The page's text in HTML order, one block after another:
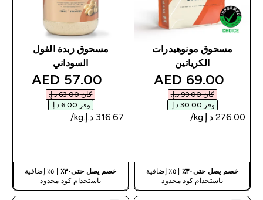
مسحوق مونوهيدرات
الكرياتين
discounted price
69.00 AED‎
كان ‏99.00 د.إ.‏‎
وفر ‏30.00 د.إ.‏‎
خصم يصل حتى٣٠٪
| ٥٪ إضافية
باستخدام كود محدود
مسحوق زبدة الفول
السوداني
price
57.00 AED‎
كان ‏63.00 د.إ.‏‎
وفر ‏6.00 د.إ.‏‎
خصم يصل حتى٣٠٪
| ٥٪ إضافية
باستخدام كود محدود